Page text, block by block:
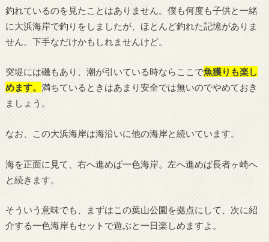
釣れているのを見たことはありません。僕も何度も子供と一緒
に大浜海岸で釣りをしましたが、ほとんど釣れた記憶がありま
せん。下手なだけかもしれませんけど。
突堤には磯もあり、潮が引いている時ならここで魚獲りも楽し
めます。 満ちているときはあまり安全では無いのでやめておき
ましょう。
なお、この大浜海岸は海沿いに他の海岸と続いています。
海を正面に見て、右へ進めば一色海岸。左へ進めば長者ヶ崎へ
と続きます。
そういう意味でも、まずはこの葉山公園を拠点にして、次に紹
介する一色海岸もセットで遊ぶと一日楽しめますよ。